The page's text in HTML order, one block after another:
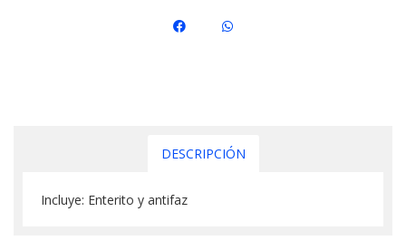
DESCRIPCIÓN
Incluye: Enterito y antifaz